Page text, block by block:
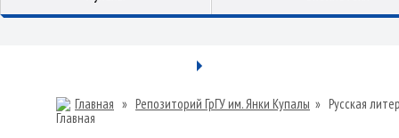
Главная » Репозиторий ГрГУ им. Янки Купалы » Русская